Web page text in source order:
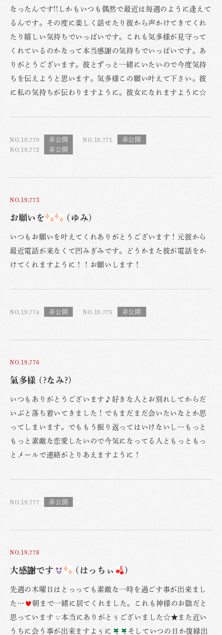
なったんです!!しかもいつも偶然で最近は毎週のように逢えて
るんです。その度に楽しく話せたり彼から声かけてきてくれ
たり嬉しい気持ちでいっぱいです。これも気多様が見守って
くれているのかなって本当感謝の気持ちでいっぱいです。あ
りがとうございます。彼とずっと一緒にいたいので今度気持
ちを伝えようと思います。気多様この願い叶えて下さい。彼
に私の気持ちが伝わりますように。彼女になれますように☆
NO.19,770
NO.19,771
NO.19,772
NO.19,773
お願いを (ゆみ)
いつもお願いを叶えてくれありがとうございます！元彼から
最近電話が来なくて凹みぎみです。どうかまた彼が電話をか
けてくれますように！！お願いします！
NO.19,774 NO.19,775
NO.19,776
氣多様 (?なみ?)
いつもありがとうございます♪好きな人とお別れしてからだ
いぶと落ち着いてきました！でもまだまだ会いたいなとか思
ってしまいます。でももう振り返ってはいけないし…もっと
もっと素敵な恋愛したいので今気になってる人ともっともっ
とメールで連絡がとりあえますように！
NO.19,777
NO.19,778
大感謝です (はっちぃ )
先週の木曜日はとっっても素敵な一時を過ごす事が出来まし
た…
朝まで一緒に居てくれました。これも神様のお陰だと
思っています
本当にありがとぅございました☆★また近い
うちに会う事が出来ますよぅに
そしていつの日か復縁出